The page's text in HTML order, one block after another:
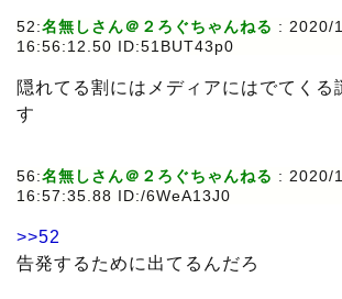
52:名無しさん＠２ろぐちゃんねる : 2020/
16:56:12.50 ID:51BUT43p0
隠れてる割にはメディアにはでてくる
す
56:名無しさん＠２ろぐちゃんねる : 2020/
16:57:35.88 ID:/6WeA13J0
>>52
告発するために出てるんだろ